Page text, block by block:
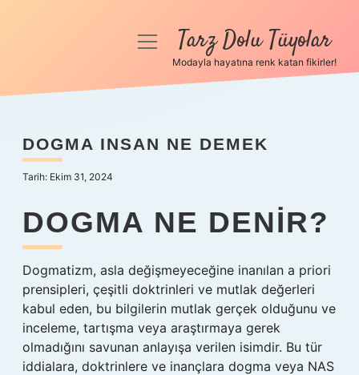
Anasayfa
Yasal Uyarı
menüyüTarz Dolu Tüyolar
Modayla hayatına renk katan fikirler!
DOGMA INSAN NE DEMEK
Tarih: Ekim 31, 2024
DOGMA NE DENIR?
Dogmatizm, asla değişmeyeceğine inanılan a priori
prensipleri, çeşitli doktrinleri ve mutlak değerleri
kabul eden, bu bilgilerin mutlak gerçek olduğunu ve
inceleme, tartışma veya araştırmaya gerek
olmadığını savunan anlayışa verilen isimdir. Bu tür
iddialara, doktrinlere ve inançlara dogma veya NAS